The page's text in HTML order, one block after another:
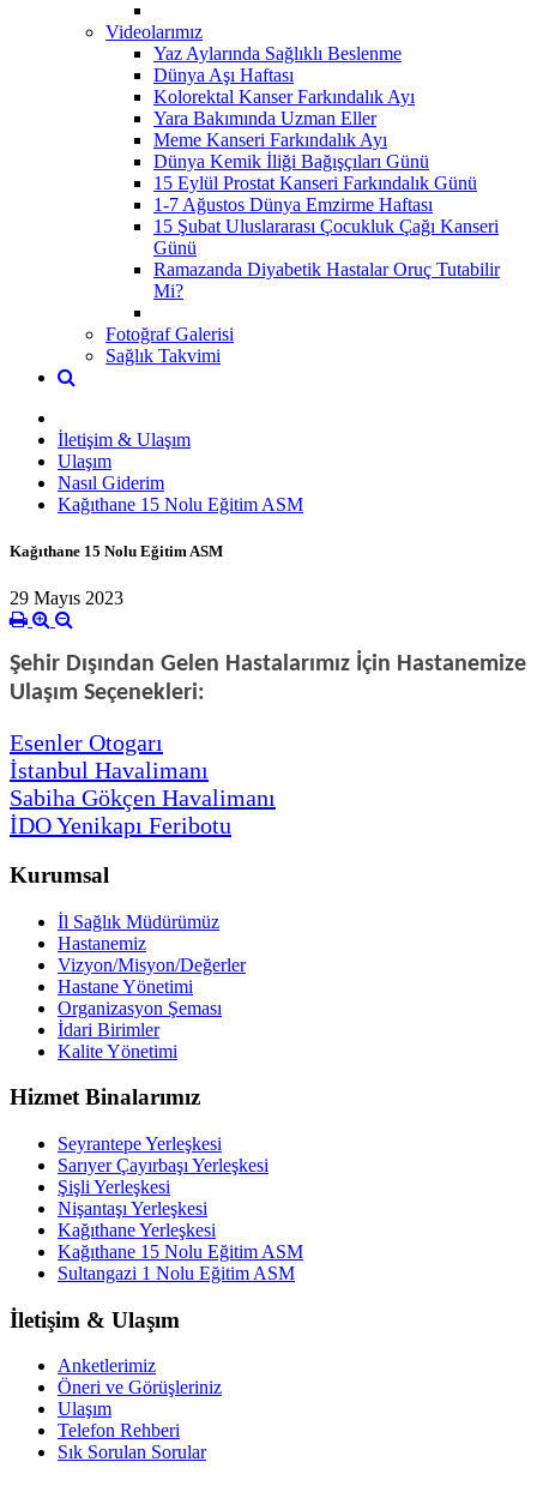
Videolarımız
Yaz Aylarında Sağlıklı Beslenme
Dünya Aşı Haftası
Kolorektal Kanser Farkındalık Ayı
Yara Bakımında Uzman Eller
Meme Kanseri Farkındalık Ayı
Dünya Kemik İliği Bağışçıları Günü
15 Eylül Prostat Kanseri Farkındalık Günü
1-7 Ağustos Dünya Emzirme Haftası
15 Şubat Uluslararası Çocukluk Çağı Kanseri
Günü
Ramazanda Diyabetik Hastalar Oruç Tutabilir
Mi?
Fotoğraf Galerisi
Sağlık Takvimi
İletişim & Ulaşım
Ulaşım
Nasıl Giderim
Kağıthane 15 Nolu Eğitim ASM
Kağıthane 15 Nolu Eğitim ASM
29 Mayıs 2023
Şehir Dışından Gelen Hastalarımız İçin Hastanemize
Ulaşım Seçenekleri:
Esenler Otogarı
İstanbul Havalimanı
Sabiha Gökçen Havalimanı
İDO Yenikapı Feribotu
Kurumsal
İl Sağlık Müdürümüz
Hastanemiz
Vizyon/Misyon/Değerler
Hastane Yönetimi
Organizasyon Şeması
İdari Birimler
Kalite Yönetimi
Hizmet Binalarımız
Seyrantepe Yerleşkesi
Sarıyer Çayırbaşı Yerleşkesi
Şişli Yerleşkesi
Nişantaşı Yerleşkesi
Kağıthane Yerleşkesi
Kağıthane 15 Nolu Eğitim ASM
Sultangazi 1 Nolu Eğitim ASM
İletişim & Ulaşım
Anketlerimiz
Öneri ve Görüşleriniz
Ulaşım
Telefon Rehberi
Sık Sorulan Sorular